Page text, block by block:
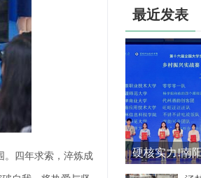
。四年求索，淬炼成
最近发表